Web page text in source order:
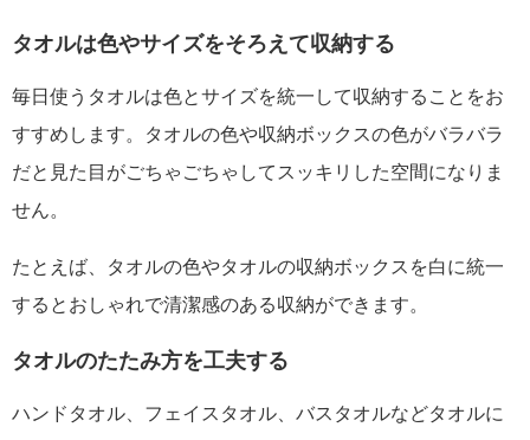
タオルは色やサイズをそろえて収納する
毎日使うタオルは色とサイズを統一して収納することをお
すすめします。タオルの色や収納ボックスの色がバラバラ
だと見た目がごちゃごちゃしてスッキリした空間になりま
せん。
たとえば、タオルの色やタオルの収納ボックスを白に統一
するとおしゃれで清潔感のある収納ができます。
タオルのたたみ方を工夫する
ハンドタオル、フェイスタオル、バスタオルなどタオルに